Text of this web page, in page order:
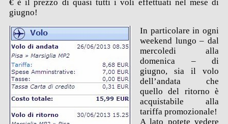
€ è il prezzo di quasi tutti i voli effettuati nel mese di
giugno!
In particolare in ogni
weekend lungo – dal
mercoledi alla
domenica – di
giugno, sia il volo
dell’andata che
quello del ritorno è
acquistabile alla
tariffa promozionale!
A lato potete vedere